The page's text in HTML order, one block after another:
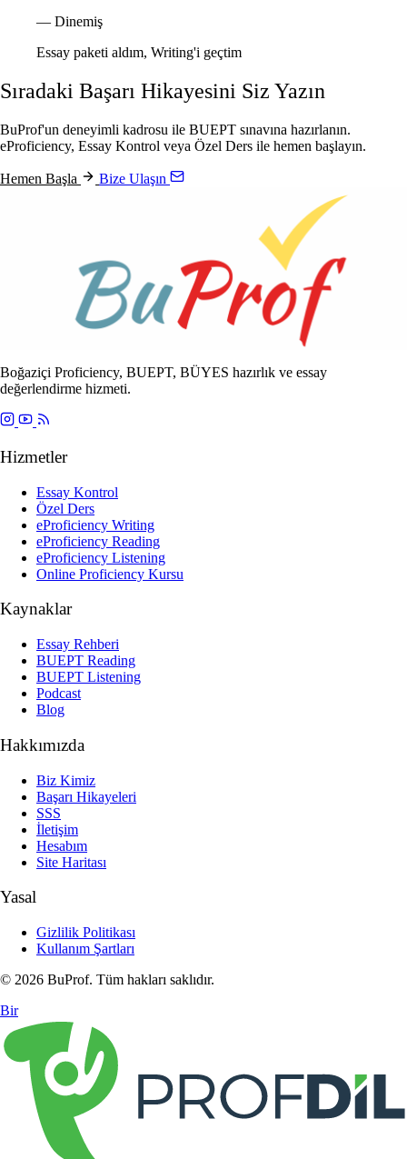
— Dinemiş
Essay paketi aldım, Writing'i geçtim
Sıradaki Başarı Hikayesini Siz Yazın
BuProf'un deneyimli kadrosu ile BUEPT sınavına hazırlanın.
eProficiency, Essay Kontrol veya Özel Ders ile hemen başlayın.
Hemen Başla Bize Ulaşın
Boğaziçi Proficiency, BUEPT, BÜYES hazırlık ve essay
değerlendirme hizmeti.
Hizmetler
Essay Kontrol
Özel Ders
eProficiency Writing
eProficiency Reading
eProficiency Listening
Online Proficiency Kursu
Kaynaklar
Essay Rehberi
BUEPT Reading
BUEPT Listening
Podcast
Blog
Hakkımızda
Biz Kimiz
Başarı Hikayeleri
SSS
İletişim
Hesabım
Site Haritası
Yasal
Gizlilik Politikası
Kullanım Şartları
© 2026 BuProf. Tüm hakları saklıdır.
Bir